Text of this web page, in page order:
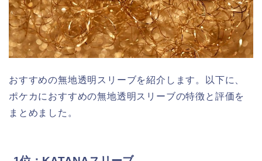
おすすめの無地透明スリーブを紹介します。以下に、
ポケカにおすすめの無地透明スリーブの特徴と評価を
まとめました。